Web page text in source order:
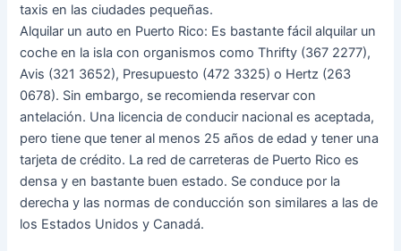
taxis en las ciudades pequeñas.
Alquilar un auto en Puerto Rico: Es bastante fácil alquilar un
coche en la isla con organismos como Thrifty (367 2277),
Avis (321 3652), Presupuesto (472 3325) o Hertz (263
0678). Sin embargo, se recomienda reservar con
antelación. Una licencia de conducir nacional es aceptada,
pero tiene que tener al menos 25 años de edad y tener una
tarjeta de crédito. La red de carreteras de Puerto Rico es
densa y en bastante buen estado. Se conduce por la
derecha y las normas de conducción son similares a las de
los Estados Unidos y Canadá.